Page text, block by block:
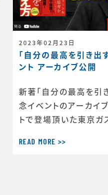
2023年02月23日
「自分の最高を引き出
ント アーカイブ公開
新著「自分の最高を引
念イベントのアーカイ
トで登場頂いた東京
の初優勝を遂げるまで
READ MORE >>